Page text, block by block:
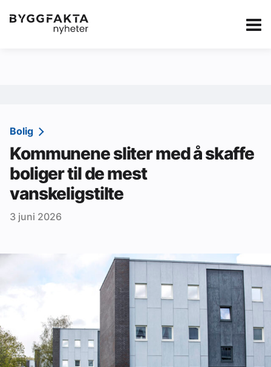
Kategorier Jobbmarkedet Annonsere i
Redaksjonen
Om Byggfakta
Annonsere
Tips oss
Ledige stillinger
Aktivitetskalender
Bolig
Kommunene sliter med å skaffe
boliger til de mest
vanskeligstilte
3 juni 2026